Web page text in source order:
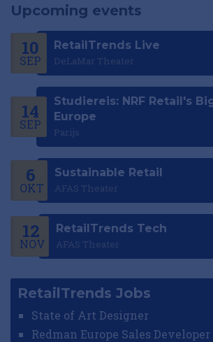
Upcoming events
10
SEP
RetailTrends Live
DeLaMar Theater
14
SEP
Studiereis: NRF Retail's
Europe
Parijs
6
OKT
Sustainable Retail
AFAS Theater
12
NOV
RetailTrends Tech
AFAS Theater
RetailTrends Jobs
State of Art Designer
Redman Europe Sales Developer